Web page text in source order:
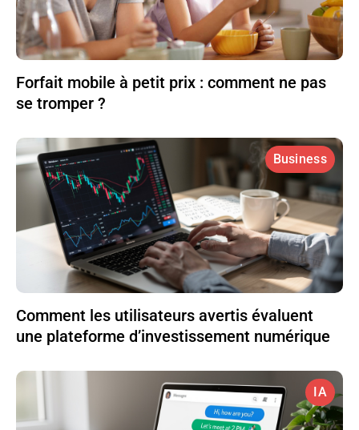
Forfait mobile à petit prix : comment ne pas
se tromper ?
Business
Comment les utilisateurs avertis évaluent
une plateforme d’investissement numérique
IA